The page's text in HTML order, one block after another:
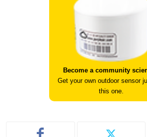
Become a community
Get your own outdoor sensor
this one.